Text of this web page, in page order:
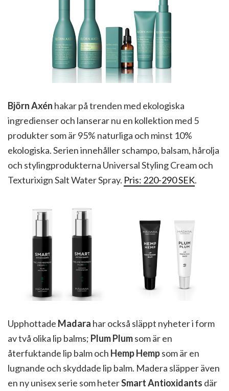
Björn Axén hakar på trenden med ekologiska
ingredienser och lanserar nu en kollektion med 5
produkter som är 95% naturliga och minst 10%
ekologiska. Serien innehåller schampo, balsam, hårolja
och stylingprodukterna Universal Styling Cream och
Texturixign Salt Water Spray. Pris: 220-290 SEK.
Upphottade Madara har också släppt nyheter i form
av två olika lip balms; Plum Plumsom är en
återfuktande lip balm och Hemp Hempsom är en
lugnande och skyddade lip balm. Madera släpper även
en ny unisex serie som heterSmart Antioxidants där